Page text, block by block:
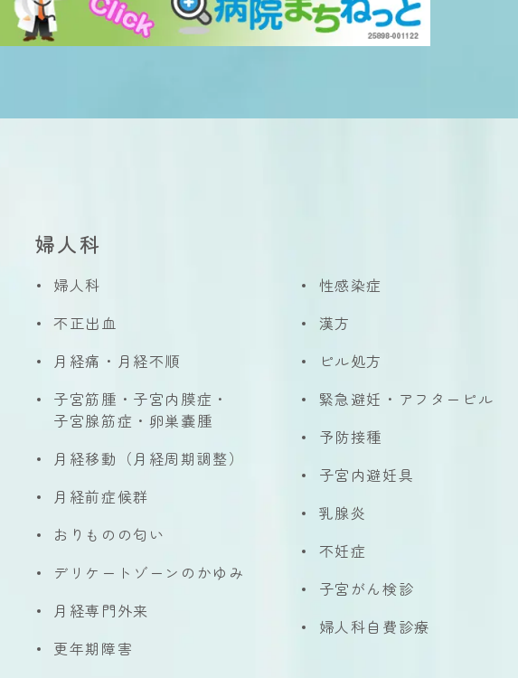
婦人科
婦人科
不正出血
月経痛・月経不順
子宮筋腫・子宮内膜症・
子宮腺筋症・卵巣嚢腫
月経移動（月経周期調整）
月経前症候群
おりものの匂い
デリケートゾーンのかゆみ
月経専門外来
更年期障害
性感染症
漢方
ピル処方
緊急避妊・アフターピル
予防接種
子宮内避妊具
乳腺炎
不妊症
子宮がん検診
婦人科自費診療